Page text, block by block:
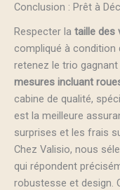
Conclusion : Prêt à
Respecter la taille des
compliqué à condition
retenez le trio gagnant
mesures incluant
cabine de qualité,
est la meilleure
surprises et les frais
Chez Valisio, nous
qui répondent
robustesse et design.